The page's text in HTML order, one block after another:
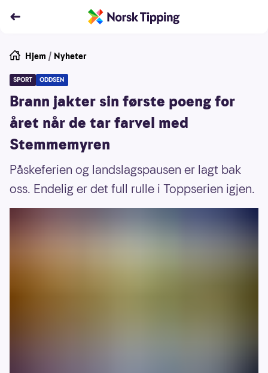
Hjem / Nyheter
SPORT ODDSEN
Brann jakter sin første poeng for
året når de tar farvel med
Stemmemyren
Påskeferien og landslagspausen er lagt bak
oss. Endelig er det full rulle i Toppserien igjen.